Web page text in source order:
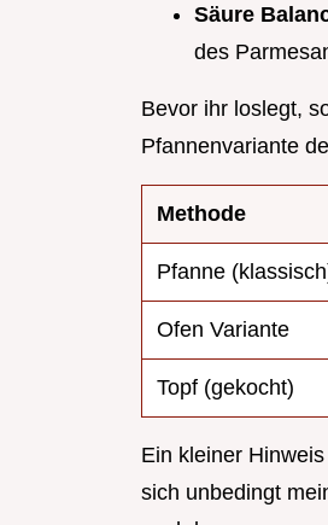
Säure
des
Bevor ihr loslegt,
Pfannenvariante
Methode
Pfanne
Ofen Variante
Topf (gekocht)
Ein kleiner
sich unbedingt